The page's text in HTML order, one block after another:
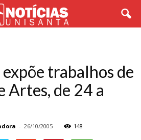
trabalhos de
Artes, de 24 a
- 26/10/2005 148